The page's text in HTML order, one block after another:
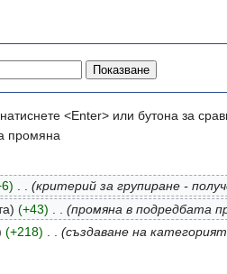
<Enter> или бутона за
промяна
(критерий за групиране -
(+43)
(промяна в подредбата
(+218) (създаване на